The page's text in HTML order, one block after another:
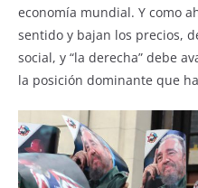
economía mundial. Y como
sentido y bajan los precios,
social, y “la derecha” debe
la posición dominante que